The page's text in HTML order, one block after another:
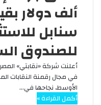
ألف دولار
سنابل
للصندوق
أعلنت شركة «نقابتي»
في مجال رقمنة النقابات
الأوسط، نجاحها في…
أكمل القراءة »